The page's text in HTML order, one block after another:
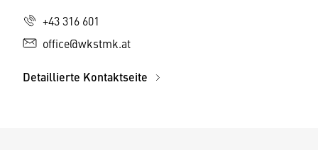
+43 316 601
office@wkstmk.at
Detaillierte Kontaktseite